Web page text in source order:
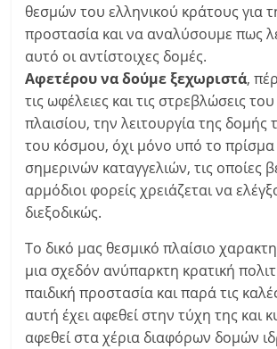
θεσμών του ελληνικού κράτους για
προστασία και να αναλύσουμε πως
αυτό οι αντίστοιχες δομές.
Αφετέρου να δούμε ξεχωριστά,
τις ωφέλειες και τις στρεβλώσεις
πλαισίου, την λειτουργία της δομής
του κόσμου, όχι μόνο υπό το
σημερινών καταγγελιών, τις οποίες
αρμόδιοι φορείς χρειάζεται να
διεξοδικώς.
Το δικό μας θεσμικό πλαίσιο
μια σχεδόν ανύπαρκτη κρατική
παιδική προστασία και παρά τις
αυτή έχει αφεθεί στην τύχη της και
αφεθεί στα χέρια διαφόρων δομών